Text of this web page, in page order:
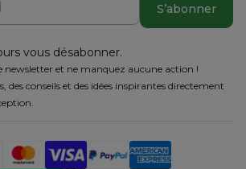
S’abonner
vous désabonner.
et ne manquez aucune action !
des conseils et des idées inspirantes directement